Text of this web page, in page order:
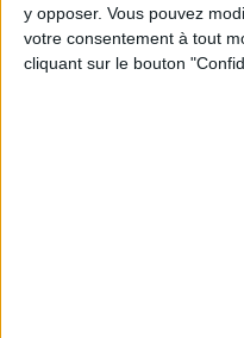
y opposer. Vous pouvez
votre consentement à tout
cliquant sur le bouton